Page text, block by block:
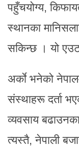
पहुँचयोग्य,
स्थानका
सकिन्छ । यो
अर्काे भनेको
संस्थाहरू दर्ता
व्यवसाय
त्यस्तै, नेपाली